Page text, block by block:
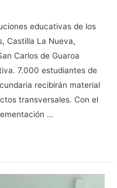
educativas de los
Castilla La Nueva,
Carlos de Guaroa
7.000 estudiantes de
recibirán material
transversales. Con el
…